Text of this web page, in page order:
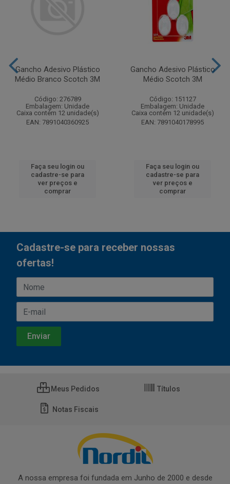
Gancho Adesivo Plástico
Médio Branco Scotch 3M
Código: 276789
Embalagem: Unidade
Caixa contém 12 unidade(s)
EAN: 7891040360925
Faça seu login ou
cadastre-se para
ver preços e
comprar
Gancho Adesivo Plástico
Médio Scotch 3M
Código: 151127
Embalagem: Unidade
Caixa contém 12 unidade(s)
EAN: 7891040178995
Faça seu login ou
cadastre-se para
ver preços e
comprar
Cadastre-se para receber nossas
ofertas!
Meus Pedidos Títulos
Notas Fiscais
A nossa empresa foi fundada em Junho de 2000 e desde